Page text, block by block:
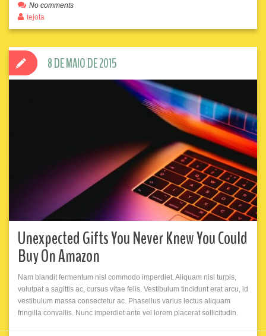
No comments
tejota
Unexpected Gifts You Never Knew You Could
Buy On Amazon
Nam blandit fermentum nisl commodo imperdiet. Aliquam nisl turpis,
volutpat a sagittis ac, cursus vitae felis. Vestibulum tincidunt erat arcu, id
vestibulum massa consectetur ac. Phasellus varius lectus aliquam
fringilla convallis. Nunc imperdiet ante vel lorem placerat sollicitudin.
8 DE MAIO DE 2015